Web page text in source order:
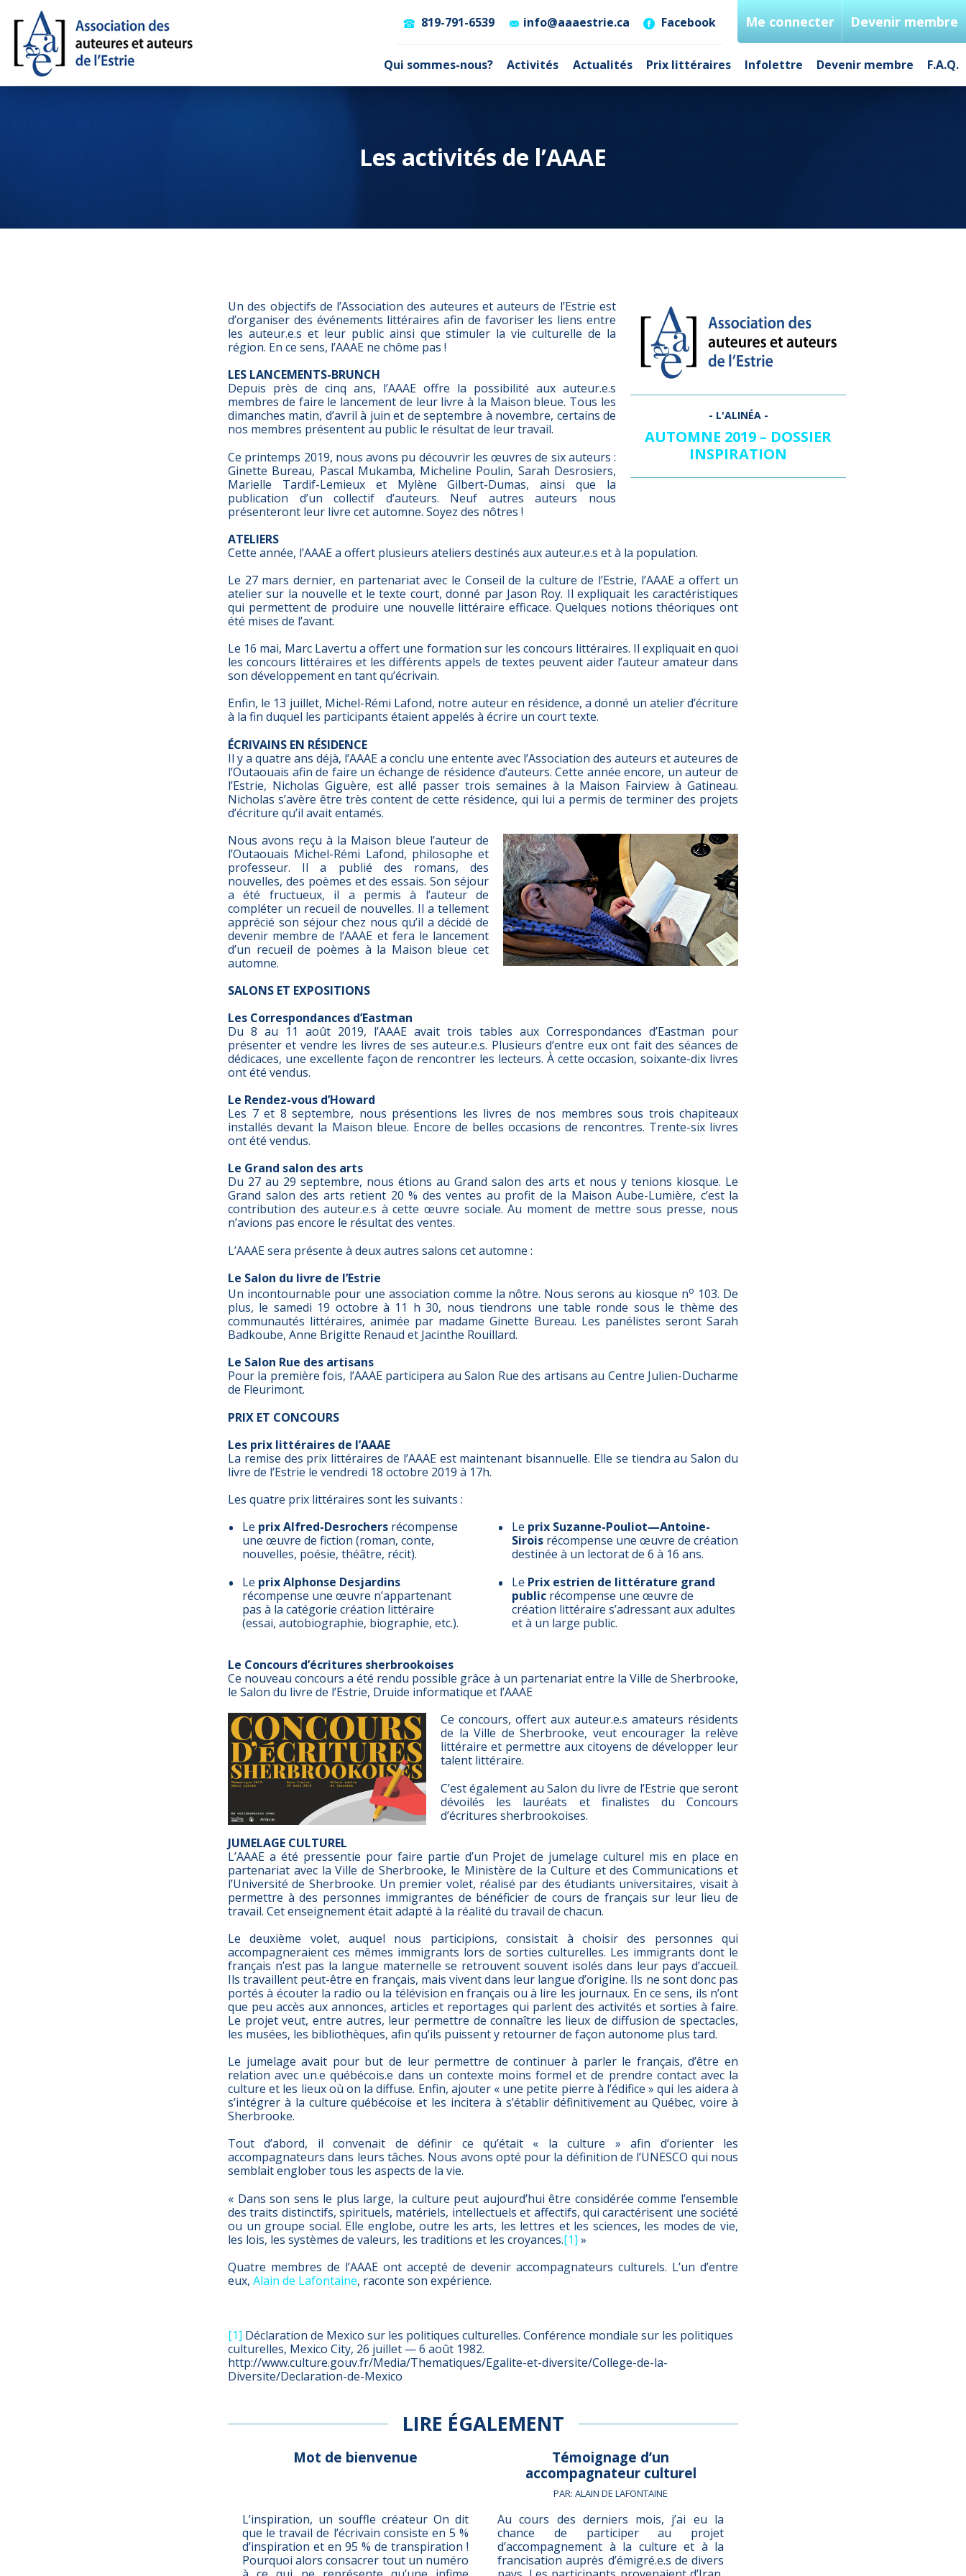
Qui sommes-nous? Activités Actualités Prix littéraires Infolettre Devenir membre F.A.Q.
819-791-6539 info@aaaestrie.ca Facebook Me connecter Devenir membre
Les activités de l’AAAE
AUTOMNE 2019 – DOSSIER
INSPIRATION
Un des objectifs de l’Association des auteures et auteurs de l’Estrie est
d’organiser des événements littéraires afin de favoriser les liens entre
les auteur.e.s et leur public ainsi que stimuler la vie culturelle de la
région. En ce sens, l’AAAE ne chôme pas !
LES LANCEMENTS-BRUNCH
Depuis près de cinq ans, l’AAAE offre la possibilité aux auteur.e.s
membres de faire le lancement de leur livre à la Maison bleue. Tous les
dimanches matin, d’avril à juin et de septembre à novembre, certains de
nos membres présentent au public le résultat de leur travail.
Ce printemps 2019, nous avons pu découvrir les œuvres de six auteurs :
Ginette Bureau, Pascal Mukamba, Micheline Poulin, Sarah Desrosiers,
Marielle Tardif-Lemieux et Mylène Gilbert-Dumas, ainsi que la
publication d’un collectif d’auteurs. Neuf autres auteurs nous
présenteront leur livre cet automne. Soyez des nôtres !
ATELIERS
Cette année, l’AAAE a offert plusieurs ateliers destinés aux auteur.e.s et à la population.
Le 27 mars dernier, en partenariat avec le Conseil de la culture de l’Estrie, l’AAAE a offert un
atelier sur la nouvelle et le texte court, donné par Jason Roy. Il expliquait les caractéristiques
qui permettent de produire une nouvelle littéraire efficace. Quelques notions théoriques ont
été mises de l’avant.
Le 16 mai, Marc Lavertu a offert une formation sur les concours littéraires. Il expliquait en quoi
les concours littéraires et les différents appels de textes peuvent aider l’auteur amateur dans
son développement en tant qu’écrivain.
Enfin, le 13 juillet, Michel-Rémi Lafond, notre auteur en résidence, a donné un atelier d’écriture
à la fin duquel les participants étaient appelés à écrire un court texte.
ÉCRIVAINS EN RÉSIDENCE
Il y a quatre ans déjà, l’AAAE a conclu une entente avec l’Association des auteurs et auteures de
l’Outaouais afin de faire un échange de résidence d’auteurs. Cette année encore, un auteur de
l’Estrie, Nicholas Giguère, est allé passer trois semaines à la Maison Fairview à Gatineau.
Nicholas s’avère être très content de cette résidence, qui lui a permis de terminer des projets
d’écriture qu’il avait entamés.
Nous avons reçu à la Maison bleue l’auteur de
l’Outaouais Michel-Rémi Lafond, philosophe et
professeur. Il a publié des romans, des
nouvelles, des poèmes et des essais. Son séjour
a été fructueux, il a permis à l’auteur de
compléter un recueil de nouvelles. Il a tellement
apprécié son séjour chez nous qu’il a décidé de
devenir membre de l’AAAE et fera le lancement
d’un recueil de poèmes à la Maison bleue cet
automne.
SALONS ET EXPOSITIONS
Les Correspondances d’Eastman
Du 8 au 11 août 2019, l’AAAE avait trois tables aux Correspondances d’Eastman pour
présenter et vendre les livres de ses auteur.e.s. Plusieurs d’entre eux ont fait des séances de
dédicaces, une excellente façon de rencontrer les lecteurs. À cette occasion, soixante-dix livres
ont été vendus.
Le Rendez-vous d’Howard
Les 7 et 8 septembre, nous présentions les livres de nos membres sous trois chapiteaux
installés devant la Maison bleue. Encore de belles occasions de rencontres. Trente-six livres
ont été vendus.
Le Grand salon des arts
Du 27 au 29 septembre, nous étions au Grand salon des arts et nous y tenions kiosque. Le
Grand salon des arts retient 20 % des ventes au profit de la Maison Aube-Lumière, c’est la
contribution des auteur.e.s à cette œuvre sociale. Au moment de mettre sous presse, nous
n’avions pas encore le résultat des ventes.
L’AAAE sera présente à deux autres salons cet automne :
Le Salon du livre de l’Estrie
Un incontournable pour une association comme la nôtre. Nous serons au kiosque no 103. De
plus, le samedi 19 octobre à 11 h 30, nous tiendrons une table ronde sous le thème des
communautés littéraires, animée par madame Ginette Bureau. Les panélistes seront Sarah
Badkoube, Anne Brigitte Renaud et Jacinthe Rouillard.
Le Salon Rue des artisans
Pour la première fois, l’AAAE participera au Salon Rue des artisans au Centre Julien-Ducharme
de Fleurimont.
PRIX ET CONCOURS
Les prix littéraires de l’AAAE
La remise des prix littéraires de l’AAAE est maintenant bisannuelle. Elle se tiendra au Salon du
livre de l’Estrie le vendredi 18 octobre 2019 à 17h.
Les quatre prix littéraires sont les suivants :
Le prix Alfred-Desrochers récompense
une œuvre de fiction (roman, conte,
nouvelles, poésie, théâtre, récit).
Le prix Alphonse Desjardins
récompense une œuvre n’appartenant
pas à la catégorie création littéraire
(essai, autobiographie, biographie, etc.).
Le prix Suzanne-Pouliot—Antoine-
Sirois récompense une œuvre de création
destinée à un lectorat de 6 à 16 ans.
Le Prix estrien de littérature grand
public récompense une œuvre de
création littéraire s’adressant aux adultes
et à un large public.
Le Concours d’écritures sherbrookoises
Ce nouveau concours a été rendu possible grâce à un partenariat entre la Ville de Sherbrooke,
le Salon du livre de l’Estrie, Druide informatique et l’AAAE
Ce concours, offert aux auteur.e.s amateurs résidents
de la Ville de Sherbrooke, veut encourager la relève
littéraire et permettre aux citoyens de développer leur
talent littéraire.
C’est également au Salon du livre de l’Estrie que seront
dévoilés les lauréats et finalistes du Concours
d’écritures sherbrookoises.
JUMELAGE CULTUREL
L’AAAE a été pressentie pour faire partie d’un Projet de jumelage culturel mis en place en
partenariat avec la Ville de Sherbrooke, le Ministère de la Culture et des Communications et
l’Université de Sherbrooke. Un premier volet, réalisé par des étudiants universitaires, visait à
permettre à des personnes immigrantes de bénéficier de cours de français sur leur lieu de
travail. Cet enseignement était adapté à la réalité du travail de chacun.
Le deuxième volet, auquel nous participions, consistait à choisir des personnes qui
accompagneraient ces mêmes immigrants lors de sorties culturelles. Les immigrants dont le
français n’est pas la langue maternelle se retrouvent souvent isolés dans leur pays d’accueil.
Ils travaillent peut-être en français, mais vivent dans leur langue d’origine. Ils ne sont donc pas
portés à écouter la radio ou la télévision en français ou à lire les journaux. En ce sens, ils n’ont
que peu accès aux annonces, articles et reportages qui parlent des activités et sorties à faire.
Le projet veut, entre autres, leur permettre de connaître les lieux de diffusion de spectacles,
les musées, les bibliothèques, afin qu’ils puissent y retourner de façon autonome plus tard.
Le jumelage avait pour but de leur permettre de continuer à parler le français, d’être en
relation avec un.e québécois.e dans un contexte moins formel et de prendre contact avec la
culture et les lieux où on la diffuse. Enfin, ajouter « une petite pierre à l’édifice » qui les aidera à
s’intégrer à la culture québécoise et les incitera à s’établir définitivement au Québec, voire à
Sherbrooke.
Tout d’abord, il convenait de définir ce qu’était « la culture » afin d’orienter les
accompagnateurs dans leurs tâches. Nous avons opté pour la définition de l’UNESCO qui nous
semblait englober tous les aspects de la vie.
« Dans son sens le plus large, la culture peut aujourd’hui être considérée comme l’ensemble
des traits distinctifs, spirituels, matériels, intellectuels et affectifs, qui caractérisent une société
ou un groupe social. Elle englobe, outre les arts, les lettres et les sciences, les modes de vie,
les lois, les systèmes de valeurs, les traditions et les croyances.[1] »
Quatre membres de l’AAAE ont accepté de devenir accompagnateurs culturels. L’un d’entre
eux, Alain de Lafontaine, raconte son expérience.
[1] Déclaration de Mexico sur les politiques culturelles. Conférence mondiale sur les politiques
culturelles, Mexico City, 26 juillet — 6 août 1982.
http://www.culture.gouv.fr/Media/Thematiques/Egalite-et-diversite/College-de-la-
Diversite/Declaration-de-Mexico
LIRE ÉGALEMENT
Mot de bienvenue
L’inspiration, un souffle créateur On dit
que le travail de l’écrivain consiste en 5 %
d’inspiration et en 95 % de transpiration !
Pourquoi alors consacrer tout un numéro
Témoignage d’un
accompagnateur culturel
PAR: ALAIN DE LAFONTAINE
Au cours des derniers mois, j’ai eu la
chance de participer au projet
d’accompagnement à la culture et à la
francisation auprès d’émigré.e.s de divers